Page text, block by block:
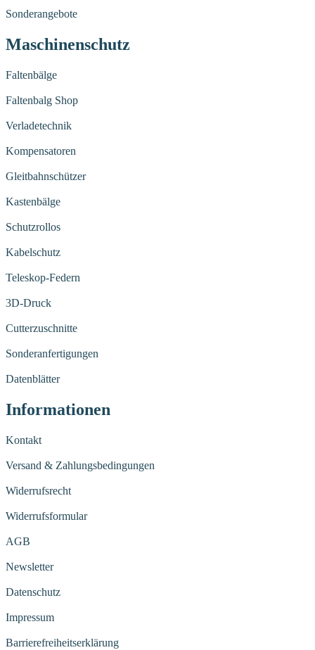
Sonderangebote
Maschinenschutz
Faltenbälge
Faltenbalg Shop
Verladetechnik
Kompensatoren
Gleitbahnschützer
Kastenbälge
Schutzrollos
Kabelschutz
Teleskop-Federn
3D-Druck
Cutterzuschnitte
Sonderanfertigungen
Datenblätter
Informationen
Kontakt
Versand & Zahlungsbedingungen
Widerrufsrecht
Widerrufsformular
AGB
Newsletter
Datenschutz
Impressum
Barrierefreiheitserklärung